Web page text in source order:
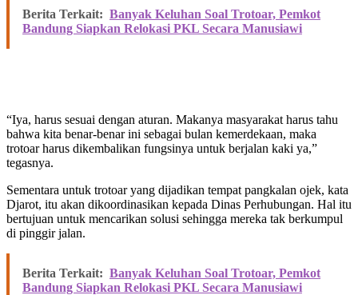
Berita Terkait: Banyak Keluhan Soal Trotoar, Pemkot
Bandung Siapkan Relokasi PKL Secara Manusiawi
“Iya, harus sesuai dengan aturan. Makanya masyarakat harus tahu
bahwa kita benar-benar ini sebagai bulan kemerdekaan, maka
trotoar harus dikembalikan fungsinya untuk berjalan kaki ya,”
tegasnya.
Sementara untuk trotoar yang dijadikan tempat pangkalan ojek, kata
Djarot, itu akan dikoordinasikan kepada Dinas Perhubungan. Hal itu
bertujuan untuk mencarikan solusi sehingga mereka tak berkumpul
di pinggir jalan.
Berita Terkait: Banyak Keluhan Soal Trotoar, Pemkot
Bandung Siapkan Relokasi PKL Secara Manusiawi